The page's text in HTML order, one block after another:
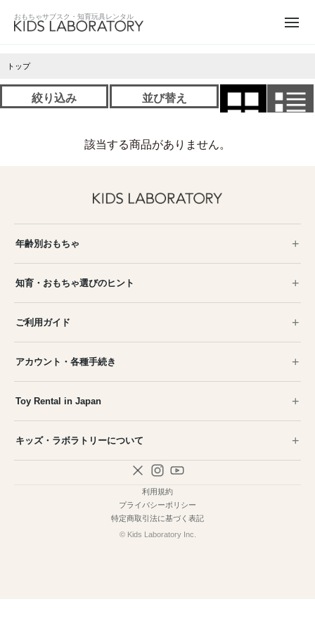
トップ
絞り込み 並び替え
該当する商品がありません。
年齢別おもちゃ
知育・おもちゃ選びのヒント
ご利用ガイド
アカウント・各種手続き
Toy Rental in Japan
キッズ・ラボラトリーについて
利用規約
プライバシーポリシー
特定商取引法に基づく表記